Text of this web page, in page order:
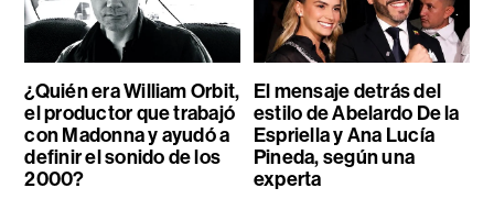
¿Quién era William Orbit,
el productor que trabajó
con Madonna y ayudó a
definir el sonido de los
2000?
El mensaje detrás del
estilo de Abelardo De la
Espriella y Ana Lucía
Pineda, según una
experta